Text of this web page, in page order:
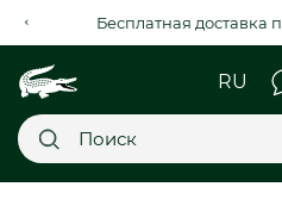
Рассрочка на 4